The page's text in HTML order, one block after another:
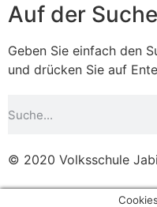
Auf der
Geben Sie einfach den
und drücken Sie auf
© 2020 Volksschule